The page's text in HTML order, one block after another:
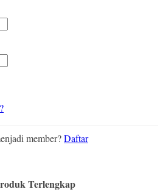
member?Daftar
Terlengkap